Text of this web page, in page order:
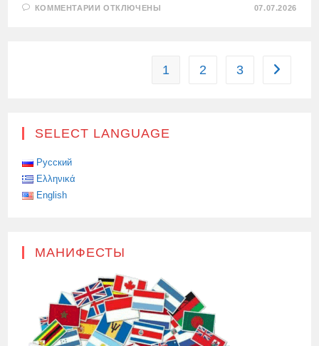
КОММЕНТАРИИ К
ОТКЛЮЧЕНЫ 07.07.2026
1 2 3 Перейти
SELECT LANGUAGE
Русский
Ελληνικά
English
МАНИФЕСТЫ